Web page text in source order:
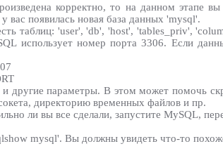
корректно, то на данном этапе
вас появилась новая база данных 'mysql'.
таблиц: 'user', 'db', 'host', 'tables_priv',
использует номер порта 3306. Если
другие параметры. В этом может помочь
директорию временных файлов и пр.
ли вы все сделали, запустите MySQL,
mysql'. Вы должны увидеть что-то